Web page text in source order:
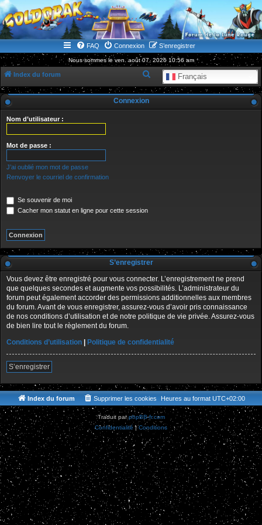
WWW.GOLDORAKGO.COM
le site de la Lune Rouge
FAQ Connexion S’enregistrer
Nous sommes le ven. août 07, 2026 10:56 am
Index du forum Français
e
Connexion
Nom d’utilisateur :
Mot de passe :
J’ai oublié mon mot de passe
Renvoyer le courriel de confirmation
Se souvenir de moi
Cacher mon statut en ligne pour cette session
S’enregistrer
Vous devez être enregistré pour vous connecter. L’enregistrement ne prend
que quelques secondes et augmente vos possibilités. L’administrateur du
forum peut également accorder des permissions additionnelles aux membres
du forum. Avant de vous enregistrer, assurez-vous d’avoir pris connaissance
de nos conditions d’utilisation et de notre politique de vie privée. Assurez-vous
de bien lire tout le règlement du forum.
Conditions d’utilisation
Politique de confidentialité
S’enregistrer
Index du forum Heures au format UTC+02:00
Supprimer les cookies
Traduit parphpBB-fr.com
Confidentialité |Conditions